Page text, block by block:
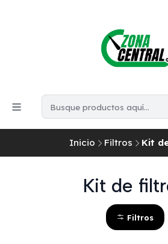
Inicio Filtros Kit
Kit de
Filtros